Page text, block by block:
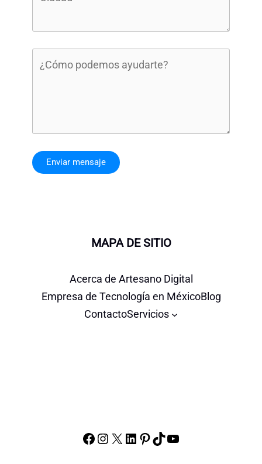
Enviar mensaje
MAPA DE SITIO
Acerca de Artesano Digital
Empresa de Tecnología en MéxicoBlog
ContactoServicios
Facebook
Instagram
X LinkedIn
Pinterest
TikTok
YouTube